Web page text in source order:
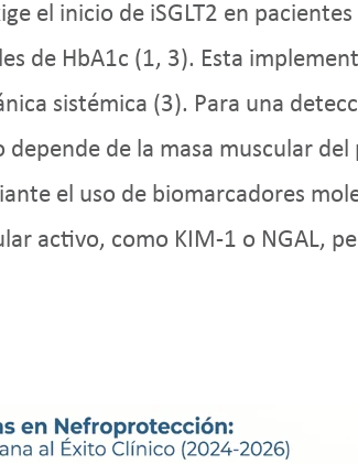
el inicio de iSGLT2 en
de HbA1c (1, 3). Esta
sistémica (3). Para una
de la masa muscular
el uso de biomarcadores
activo, como KIM-1 o NGAL,